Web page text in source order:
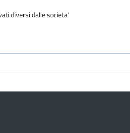
diversi dalle societa'